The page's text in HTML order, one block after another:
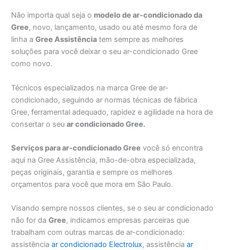
Não importa qual seja o modelo de ar-condicionado da
Gree, novo, lançamento, usado ou até mesmo fora de
linha aGree Assistência tem sempre as melhores
soluções para você deixar o seu ar-condicionado Gree
como novo.
Técnicos especializados na marca Gree de ar-
condicionado, seguindo ar normas técnicas de fábrica
Gree, ferramental adequado, rapidez e agilidade na hora de
consertar o seuar condicionado Gree.
Serviços para ar-condicionado Gree você só encontra
aqui na Gree Assistência, mão-de-obra especializada,
peças originais, garantia e sempre os melhores
orçamentos para você que mora em São Paulo.
Visando sempre nossos clientes, se o seu ar condicionado
não for daGree, indicamos empresas parceiras que
trabalham com outras marcas de ar-condicionado:
assistência ar condicionado Electrolux, assistência ar